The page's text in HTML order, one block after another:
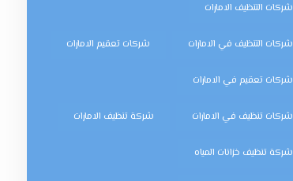
شركات التنظيف الامارات
شركات التنظيف في الامارات شركات تعقيم الامارات
شركات تعقيم في الامارات
شركات تنظيف في الامارات شركة تنظيف الامارات
شركة تنظيف خزانات المياه